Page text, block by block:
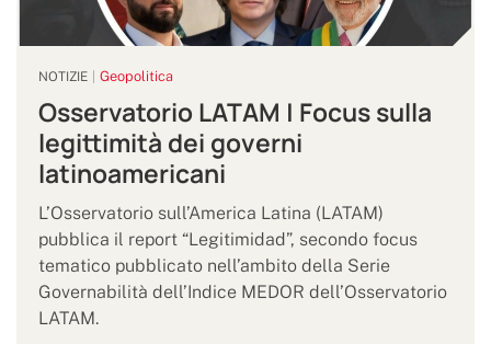
NOTIZIE Geopolitica
Osservatorio LATAM | Focus sulla
legittimità dei governi
latinoamericani
L’Osservatorio sull’America Latina (LATAM)
pubblica il report “Legitimidad”, secondo focus
tematico pubblicato nell’ambito della Serie
Governabilità dell’Indice MEDOR dell’Osservatorio
LATAM.